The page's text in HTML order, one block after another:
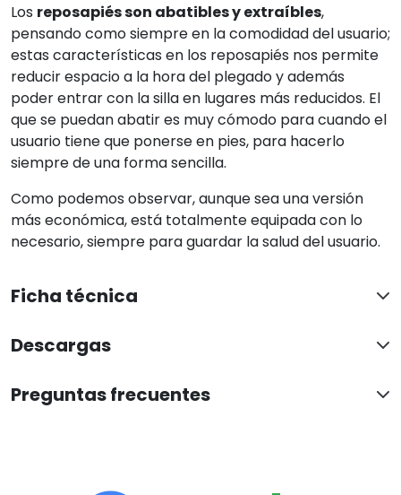
Los reposapiés son abatibles y extraíbles,
pensando como siempre en la comodidad del usuario;
estas características en los reposapiés nos permite
reducir espacio a la hora del plegado y además
poder entrar con la silla en lugares más reducidos. El
que se puedan abatir es muy cómodo para cuando el
usuario tiene que ponerse en pies, para hacerlo
siempre de una forma sencilla.
Como podemos observar, aunque sea una versión
más económica, está totalmente equipada con lo
necesario, siempre para guardar la salud del usuario.
Ficha técnica
Descargas
Preguntas frecuentes